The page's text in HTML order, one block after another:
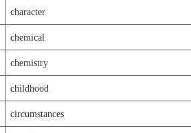
character
chemical
chemistry
childhood
circumstances